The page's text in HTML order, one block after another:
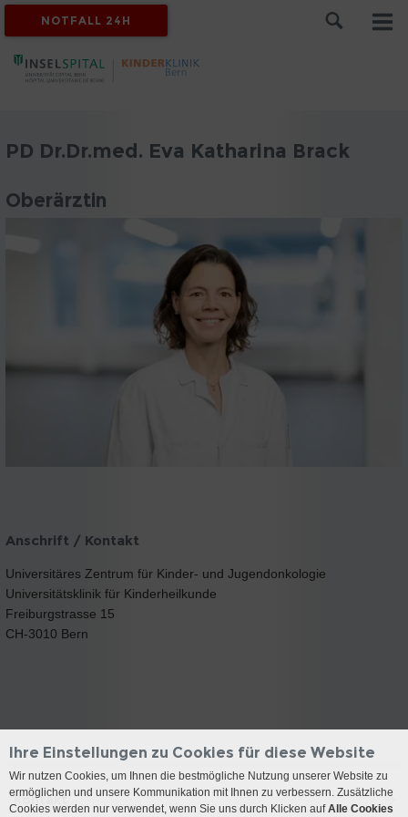
NOTFALL 24H
PD Dr.Dr.med. Eva Katharina Brack
Oberärztin
Anschrift / Kontakt
Universitäres Zentrum für Kinder- und Jugendonkologie
Universitätsklinik für Kinderheilkunde
Freiburgstrasse 15
CH-3010 Bern
Kontakt
Ihre Einstellungen zu Cookies für diese Website
Wir nutzen Cookies, um Ihnen die bestmögliche Nutzung unserer Website zu
ermöglichen und unsere Kommunikation mit Ihnen zu verbessern. Zusätzliche
Cookies werden nur verwendet, wenn Sie uns durch Klicken aufAlle Cookies